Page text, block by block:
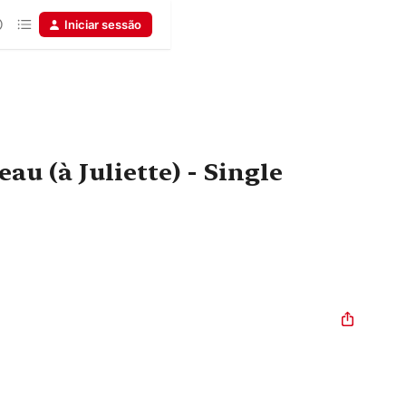
Iniciar sessão
(à Juliette) - Single